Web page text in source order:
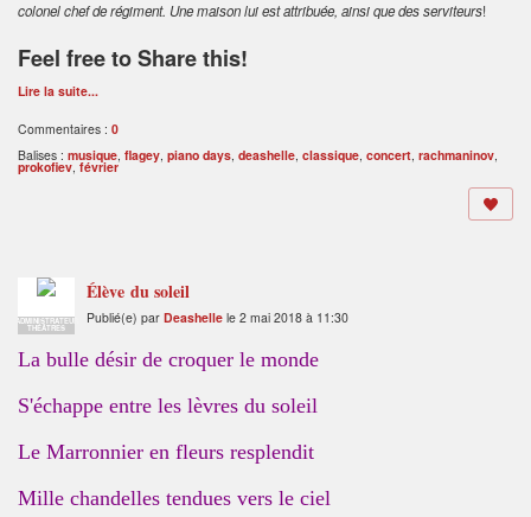
colonel chef de régiment. Une maison lui est attribuée, ainsi que des serviteurs!
Feel free to Share this!
Lire la suite...
Commentaires : 0
Balises : musique, flagey, piano days, deashelle, classique, concert, rachmaninov,
prokofiev, février
ADMINISTRATEUR
THÉÂTRES
Élève du soleil
Publié(e) par Deashelle le 2 mai 2018 à 11:30
La bulle désir de croquer le monde
S'échappe entre les lèvres du soleil
Le Marronnier en fleurs resplendit
Mille chandelles tendues vers le ciel